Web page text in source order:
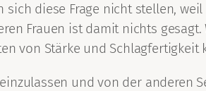
diese Frage nicht stellen,
Frauen ist damit nichts
von Stärke und
und von der anderen